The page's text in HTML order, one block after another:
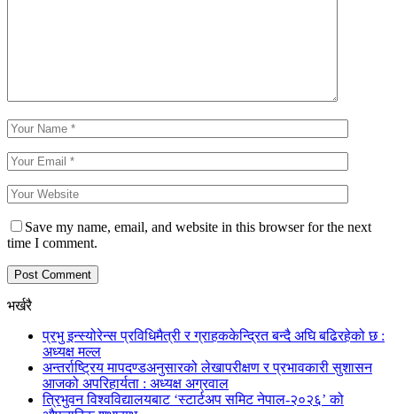
Save my name, email, and website in this browser for the next
time I comment.
भर्खरै
प्रभु इन्स्योरेन्स प्रविधिमैत्री र ग्राहककेन्द्रित बन्दै अघि बढिरहेको छ :
अध्यक्ष मल्ल
अन्तर्राष्ट्रिय मापदण्डअनुसारको लेखापरीक्षण र प्रभावकारी सुशासन
आजको अपरिहार्यता : अध्यक्ष अग्रवाल
त्रिभुवन विश्वविद्यालयबाट ‘स्टार्टअप समिट नेपाल-२०२६’ को